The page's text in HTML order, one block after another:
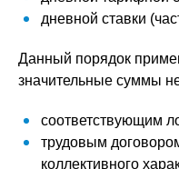
дневной ставки
Данный порядок
значительные суммы
соответствующим
трудовым
коллективного